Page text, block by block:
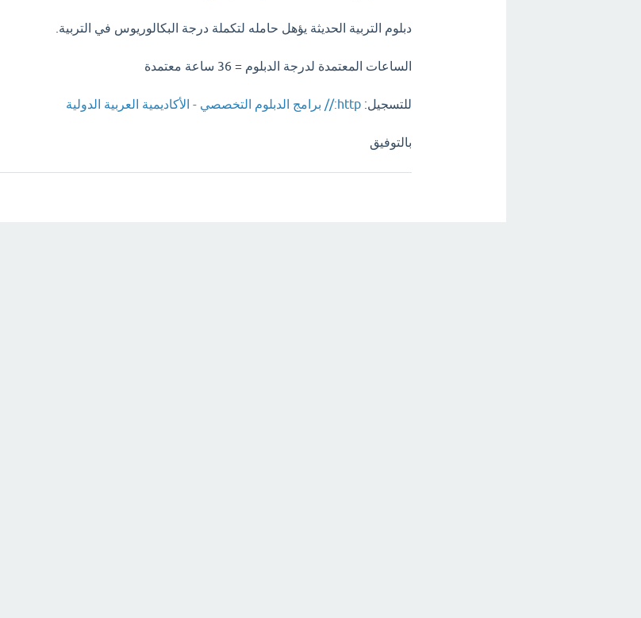
دبلوم التربية الحديثة يؤهل حامله لتكملة درجة البكالوريوس في التربية.
الساعات المعتمدة لدرجة الدبلوم = 36 ساعة معتمدة
للتسجيل:http:// برامج الدبلوم التخصصي - الأكاديمية العربية الدولية
بالتوفيق